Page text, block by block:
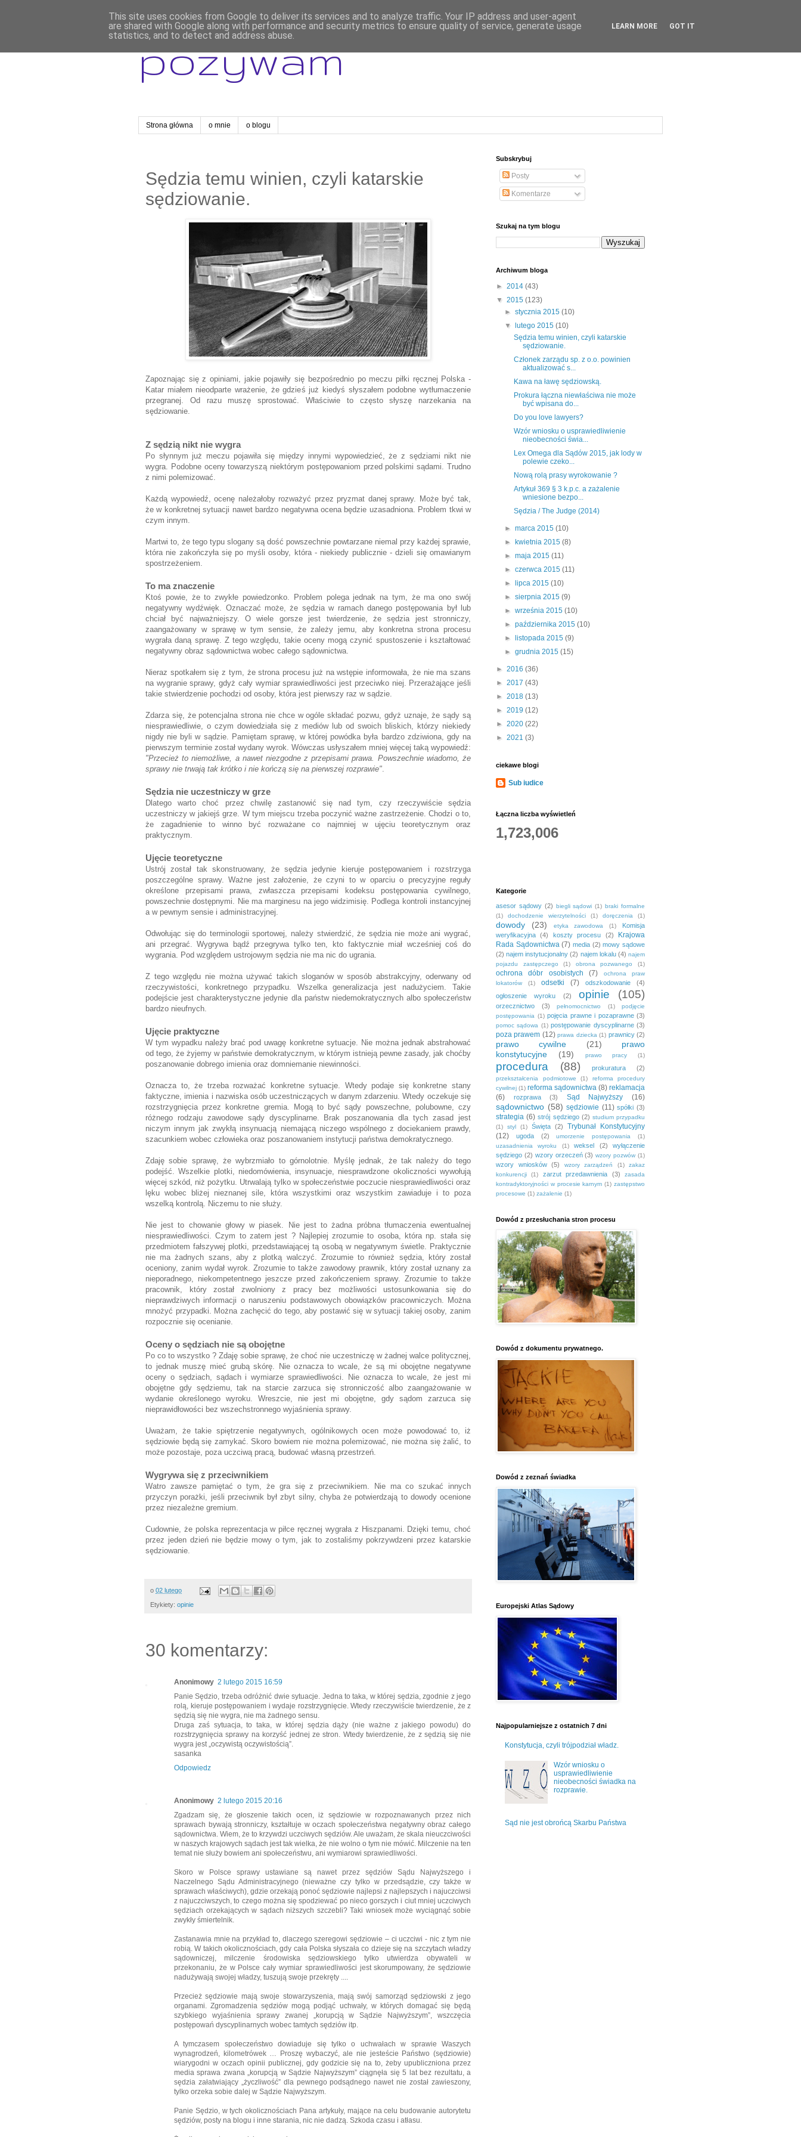
pozywam
Strona główna o mnie o blogu
Sędzia temu winien, czyli katarskie
sędziowanie.
Zapoznając się z opiniami, jakie pojawiły się bezpośrednio po meczu piłki ręcznej Polska -
Katar miałem nieodparte wrażenie, że gdzieś już kiedyś słyszałem podobne wytłumaczenie
przegranej. Od razu muszę sprostować. Właściwie to często słyszę narzekania na
sędziowanie.
Z sędzią nikt nie wygra
Po słynnym już meczu pojawiła się między innymi wypowiedzieć, że z sędziami nikt nie
wygra. Podobne oceny towarzyszą niektórym postępowaniom przed polskimi sądami. Trudno
z nimi polemizować.
Każdą wypowiedź, ocenę należałoby rozważyć przez pryzmat danej sprawy. Może być tak,
że w konkretnej sytuacji nawet bardzo negatywna ocena będzie uzasadniona. Problem tkwi w
czym innym.
Martwi to, że tego typu slogany są dość powszechnie powtarzane niemal przy każdej sprawie,
która nie zakończyła się po myśli osoby, która - niekiedy publicznie - dzieli się omawianym
spostrzeżeniem.
To ma znaczenie
Ktoś powie, że to zwykłe powiedzonko. Problem polega jednak na tym, że ma ono swój
negatywny wydźwięk. Oznaczać może, że sędzia w ramach danego postępowania był lub
chciał być najważniejszy. O wiele gorsze jest twierdzenie, że sędzia jest stronniczy,
zaangażowany w sprawę w tym sensie, że zależy jemu, aby konkretna strona procesu
wygrała daną sprawę. Z tego względu, takie oceny mogą czynić spustoszenie i kształtować
negatywny obraz sądownictwa wobec całego sądownictwa.
Nieraz spotkałem się z tym, że strona procesu już na wstępie informowała, że nie ma szans
na wygranie sprawy, gdyż cały wymiar sprawiedliwości jest przeciwko niej. Przerażające jeśli
takie stwierdzenie pochodzi od osoby, która jest pierwszy raz w sądzie.
Zdarza się, że potencjalna strona nie chce w ogóle składać pozwu, gdyż uznaje, że sądy są
niesprawiedliwie, o czym dowiedziała się z mediów lub od swoich bliskich, którzy niekiedy
nigdy nie byli w sądzie. Pamiętam sprawę, w której powódka była bardzo zdziwiona, gdy na
pierwszym terminie został wydany wyrok. Wówczas usłyszałem mniej więcej taką wypowiedź:
"Przecież to niemożliwe, a nawet niezgodne z przepisami prawa. Powszechnie wiadomo, że
sprawy nie trwają tak krótko i nie kończą się na pierwszej rozprawie".
Sędzia nie uczestniczy w grze
Dlatego warto choć przez chwilę zastanowić się nad tym, czy rzeczywiście sędzia
uczestniczy w jakiejś grze. W tym miejscu trzeba poczynić ważne zastrzeżenie. Chodzi o to,
że zagadnienie to winno być rozważane co najmniej w ujęciu teoretycznym oraz
praktycznym.
Ujęcie teoretyczne
Ustrój został tak skonstruowany, że sędzia jedynie kieruje postępowaniem i rozstrzyga
poszczególne sprawy. Ważne jest założenie, że czyni to w oparciu o precyzyjne reguły
określone przepisami prawa, zwłaszcza przepisami kodeksu postępowania cywilnego,
powszechnie dostępnymi. Nie ma marginesu na jego widzimisię. Podlega kontroli instancyjnej
a w pewnym sensie i administracyjnej.
Odwołując się do terminologii sportowej, należy stwierdzić, że sędzia nie może ani wygrać,
ani przegrać. Wygrywa bądź przegrywa tylko ten, kto faktycznie miał wcześniej coś do
wygrania. Pod względem ustrojowym sędzia nie ma nic do ugrania.
Z tego względu nie można używać takich sloganów w sposób abstrakcyjny, oderwany od
rzeczywistości, konkretnego przypadku. Wszelka generalizacja jest nadużyciem. Takie
podejście jest charakterystyczne jedynie dla państw niedemokratycznych albo społeczeństw
bardzo nieufnych.
Ujęcie praktyczne
W tym wypadku należy brać pod uwagę konkretne sytuacje. Nie można jednak abstrahować
od tego, że żyjemy w państwie demokratycznym, w którym istnieją pewne zasady, jak choćby
poszanowanie dobrego imienia oraz domniemanie niewinności.
Oznacza to, że trzeba rozważać konkretne sytuacje. Wtedy podaje się konkretne stany
faktyczne, imienia i nazwiska osób uczestniczących w danym zdarzeniu. Wtedy oczekuje się
rozstrzygnięcia przez konkretne gremia. Mogą to być sądy powszechne, polubowne, czy
różnego rodzaju zawodowe sądy dyscyplinarne. Brak poszanowania dla tych zasad jest
niczym innym jak zwykłą insynuacją niemającą niczego wspólnego z dociekaniem prawdy,
szacunkiem wobec człowieka oraz poszanowaniem instytucji państwa demokratycznego.
Zdaję sobie sprawę, że wybrzmiało to górnolotnie. Myślę jednak, że tak należy do tego
podejść. Wszelkie plotki, niedomówienia, insynuacje, niesprawdzone okoliczności wywołują
więcej szkód, niż pożytku. Utrwalają tylko w społeczeństwie poczucie niesprawiedliwości oraz
lęku wobec bliżej nieznanej sile, która wszystkimi oraz wszystkim zawiaduje i to poza
wszelką kontrolą. Niczemu to nie służy.
Nie jest to chowanie głowy w piasek. Nie jest to żadna próbna tłumaczenia ewentualnej
niesprawiedliwości. Czym to zatem jest ? Najlepiej zrozumie to osoba, która np. stała się
przedmiotem fałszywej plotki, przedstawiającej tą osobą w negatywnym świetle. Praktycznie
nie ma żadnych szans, aby z plotką walczyć. Zrozumie to również sędzia, który został
oceniony, zanim wydał wyrok. Zrozumie to także zawodowy prawnik, który został uznany za
nieporadnego, niekompetentnego jeszcze przed zakończeniem sprawy. Zrozumie to także
pracownik, który został zwolniony z pracy bez możliwości ustosunkowania się do
nieprawdziwych informacji o naruszeniu podstawowych obowiązków pracowniczych. Można
mnożyć przypadki. Można zachęcić do tego, aby postawić się w sytuacji takiej osoby, zanim
rozpocznie się ocenianie.
Oceny o sędziach nie są obojętne
Po co to wszystko ? Zdaję sobie sprawę, że choć nie uczestniczę w żadnej walce politycznej,
to jednak muszę mieć grubą skórę. Nie oznacza to wcale, że są mi obojętne negatywne
oceny o sędziach, sądach i wymiarze sprawiedliwości. Nie oznacza to wcale, że jest mi
obojętne gdy sędziemu, tak na starcie zarzuca się stronniczość albo zaangażowanie w
wydanie określonego wyroku. Wreszcie, nie jest mi obojętne, gdy sądom zarzuca się
nieprawidłowości bez wszechstronnego wyjaśnienia sprawy.
Uważam, że takie spiętrzenie negatywnych, ogólnikowych ocen może powodować to, iż
sędziowie będą się zamykać. Skoro bowiem nie można polemizować, nie można się żalić, to
może pozostaje, poza uczciwą pracą, budować własną przestrzeń.
Wygrywa się z przeciwnikiem
Watro zawsze pamiętać o tym, że gra się z przeciwnikiem. Nie ma co szukać innych
przyczyn porażki, jeśli przeciwnik był zbyt silny, chyba że potwierdzają to dowody ocenione
przez niezależne gremium.
Cudownie, że polska reprezentacja w piłce ręcznej wygrała z Hiszpanami. Dzięki temu, choć
przez jeden dzień nie będzie mowy o tym, jak to zostaliśmy pokrzywdzeni przez katarskie
sędziowanie.
o 02 lutego
Etykiety: opinie
30 komentarzy:
Anonimowy 2 lutego 2015 16:59
Panie Sędzio, trzeba odróżnić dwie sytuacje. Jedna to taka, w której sędzia, zgodnie z jego
rolą, kieruje postępowaniem i wydaje rozstrzygnięcie. Wtedy rzeczywiście twierdzenie, że z
sędzią się nie wygra, nie ma żadnego sensu.
Druga zaś sytuacja, to taka, w której sędzia dąży (nie ważne z jakiego powodu) do
rozstrzygnięcia sprawy na korzyść jednej ze stron. Wtedy twierdzenie, że z sędzią się nie
wygra jest „oczywistą oczywistością”.
sasanka
Odpowiedz
Anonimowy 2 lutego 2015 20:16
Zgadzam się, że głoszenie takich ocen, iż sędziowie w rozpoznawanych przez nich
sprawach bywają stronniczy, kształtuje w oczach społeczeństwa negatywny obraz całego
sądownictwa. Wiem, że to krzywdzi uczciwych sędziów. Ale uważam, że skala nieuczciwości
w naszych krajowych sądach jest tak wielka, że nie wolno o tym nie mówić. Milczenie na ten
temat nie służy bowiem ani społeczeństwu, ani wymiarowi sprawiedliwości.
Skoro w Polsce sprawy ustawiane są nawet przez sędziów Sądu Najwyższego i
Naczelnego Sądu Administracyjnego (nieważne czy tylko w przedsądzie, czy także w
sprawach właściwych), gdzie orzekają ponoć sędziowie najlepsi z najlepszych i najuczciwsi
z najuczciwszych, to czego można się spodziewać po nieco gorszych i ciut mniej uczciwych
sędziach orzekających w sądach niższych szczebli? Taki wniosek może wyciągnąć sobie
zwykły śmiertelnik.
Zastanawia mnie na przykład to, dlaczego szeregowi sędziowie – ci uczciwi - nic z tym nie
robią. W takich okolicznościach, gdy cała Polska słyszała co dzieje się na szczytach władzy
sądowniczej, milczenie środowiska sędziowskiego tylko utwierdza obywateli w
przekonaniu, że w Polsce cały wymiar sprawiedliwości jest skorumpowany, że sędziowie
nadużywają swojej władzy, tuszują swoje przekręty ....
Przecież sędziowie mają swoje stowarzyszenia, mają swój samorząd sędziowski z jego
organami. Zgromadzenia sędziów mogą podjąć uchwały, w których domagać się będą
szybkiego wyjaśnienia sprawy zwanej „korupcją w Sądzie Najwyższym”, wszczęcia
postępowań dyscyplinarnych wobec tamtych sędziów itp.
A tymczasem społeczeństwo dowiaduje się tylko o uchwałach w sprawie Waszych
wynagrodzeń, kilometrówek … Proszę wybaczyć, ale nie jesteście Państwo (sędziowie)
wiarygodni w oczach opinii publicznej, gdy godzicie się na to, żeby upubliczniona przez
media sprawa zwana „korupcją w Sądzie Najwyższym” ciągnęła się 5 lat bez rezultatu, a
sędzia załatwiający „życzliwość” dla pewnego podsądnego nawet nie został zawieszony,
tylko orzeka sobie dalej w Sądzie Najwyższym.
Panie Sędzio, w tych okolicznościach Pana artykuły, mające na celu budowanie autorytetu
sędziów, posty na blogu i inne starania, nic nie dadzą. Szkoda czasu i atłasu.
Subskrybuj
Posty
Komentarze
Szukaj na tym blogu
Archiwum bloga
► 2014 (43)
▼ 2015 (123)
►stycznia 2015(10)
▼
lutego 2015(10)
Sędzia temu winien, czyli katarskie
sędziowanie.
Członek zarządu sp. z o.o. powinien
aktualizować s...
Kawa na ławę sędziowską.
Prokura łączna niewłaściwa nie może
być wpisana do...
Do you love lawyers?
Wzór wniosku o usprawiedliwienie
nieobecności świa...
Lex Omega dla Sądów 2015, jak lody w
polewie czeko...
Nową rolą prasy wyrokowanie ?
Artykuł 369 § 3 k.p.c. a zażalenie
wniesione bezpo...
Sędzia / The Judge (2014)
►marca 2015(10)
►
kwietnia 2015(8)
►maja 2015(11)
►czerwca 2015(11)
►
lipca 2015(10)
►sierpnia 2015(9)
►września 2015(10)
►października 2015(10)
►
listopada 2015(9)
►grudnia 2015(15)
► 2016 (36)
► 2017 (43)
► 2018 (13)
► 2019 (12)
► 2020 (22)
► 2021 (3)
ciekawe blogi
Sub iudice
Łączna liczba wyświetleń
1,723,006
Kategorie
asesor sądowy (2) biegli sądowi (1) braki formalne
(1)
dochodzenie wierzytelności (1) doręczenia (1)
dowody (23) etyka zawodowa (1)
Komisja
weryfikacyjna
(4) koszty procesu (2)
Krajowa
Rada Sądownictwa (7) media (2) mowy sądowe
(2) najem instytucjonalny (2) najem lokalu (4) najem
pojazdu zastępczego
(1) obrona pozwanego (1)
ochrona dóbr osobistych (7)
ochrona praw
lokatorów
(1) odsetki (7) odszkodowanie
(4)
ogłoszenie wyroku
(2) opinie (105)
orzecznictwo (3) pełnomocnictwo (1)
podjęcie
postępowania (1) pojęcia prawne i pozaprawne (3)
pomoc sądowa (1) postępowanie dyscyplinarne (3)
poza prawem (12) prawa dziecka (1) prawnicy (2)
prawo cywilne (21)
prawo
konstytucyjne
(19) prawo pracy (1)
procedura (88) prokuratura (2)
przekształcenia podmiotowe (1)
reforma procedury
cywilnej (1) reforma sądownictwa (8) reklamacja
(6)
rozprawa (3) Sąd Najwyższy (16)
sądownictwo (58) sędziowie (11) spółki (3)
strategia (6) strój sędziego (2) studium przypadku
(1)
styl (1) Święta (2)
Trybunał Konstytucyjny
(12)
ugoda (2) umorzenie postępowania
(1)
uzasadnienia wyroku
(1) weksel (2)
wyłączenie
sędziego (2) wzory orzeczeń (3) wzory pozwów (1)
wzory wniosków (5) wzory zarządzeń (1)
zakaz
konkurencji
(1) zarzut przedawnienia (3)
zasada
kontradyktoryjności w procesie karnym (1) zastępstwo
procesowe (1) zażalenie (1)
Dowód z przesłuchania stron procesu
Dowód z dokumentu prywatnego.
Dowód z zeznań świadka
Europejski Atlas Sądowy
Najpopularniejsze z ostatnich 7 dni
Konstytucja, czyli trójpodział władz.
Wzór wniosku o
usprawiedliwienie
nieobecności świadka na
rozprawie.
Sąd nie jest obrońcą Skarbu Państwa
This site uses cookies from Google to deliver its services and to analyze traffic. Your IP address and user-agent
are shared with Google along with performance and security metrics to ensure quality of service, generate usage
statistics, and to detect and address abuse.
LEARN MORE GOT IT